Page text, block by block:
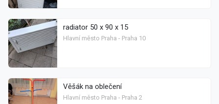
radiator 50 x 90 x 15
Hlavní město Praha - Praha 10
Věšák na oblečení
Hlavní město Praha - Praha 2